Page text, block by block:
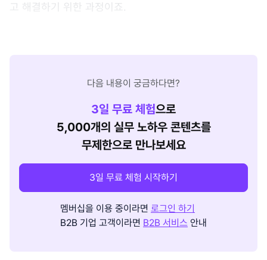
고 해결하기 위한 과정이죠.
다음 내용이 궁금하다면?
3일 무료 체험으로
5,000개의 실무 노하우 콘텐츠를
무제한으로 만나보세요
3일 무료 체험 시작하기
멤버십을 이용 중이라면 로그인 하기
B2B 기업 고객이라면 B2B 서비스 안내